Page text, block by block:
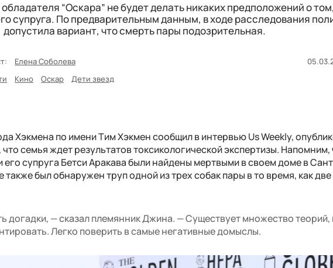
“Оскара” не будет делать никаких предположений о
супруга. По предварительным данным, в ходе расследования
допустила вариант, что смерть пары подозрительная.
Елена Соболева
Кино Оскар Дети звезд
Хэкмена по имени Тим Хэкмен сообщил в интервью Us Weekly,
семья ждет результатов токсикологической экспертизы. Напомним,
его супруга Бетси Аракава были найдены мертвыми в своем доме в
был обнаружен труп одной из трех собак пары в то время, как
догадки, — сказал племянник Джина. — Существует множество теорий,
Легко поверить в самые негативные домыслы.